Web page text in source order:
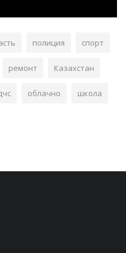
полиция спорт
ремонт Казахстан
облачно школа